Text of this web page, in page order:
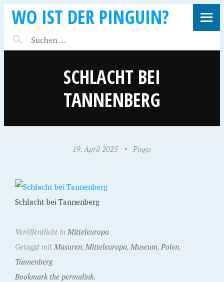
WO IST DER PINGUIN?
SCHLACHT BEI
TANNENBERG
19. April 2025 • Pingu
Schlacht bei Tannenberg
Veröffentlicht in Mitteleuropa
Getaggt mit Masuren, Mitteleuropa, Museum, Polen,
Tannenberg
Bookmark the permalink.